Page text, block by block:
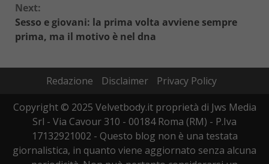
Next:
Sesso e giovani: la prima volta avviene sempre
prima, ma il motivo è nel dna
Redazione Disclaimer
Privacy Policy
Copyright © 2025 Velvetbody.it proprietà di Jws Media
Srl - Via Cavour 310 - 00184 Roma (RM) - P.Iva
17132921002 - Questo blog non è una testata
giornalistica, in quanto viene aggiornato senza alcuna